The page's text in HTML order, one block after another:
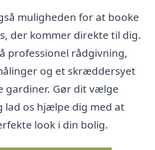
muligheden for at booke
der kommer direkte til dig.
professionel rådgivning,
og et skræddersyet
gardiner. Gør dit vælge
lad os hjælpe dig med at
look i din bolig.